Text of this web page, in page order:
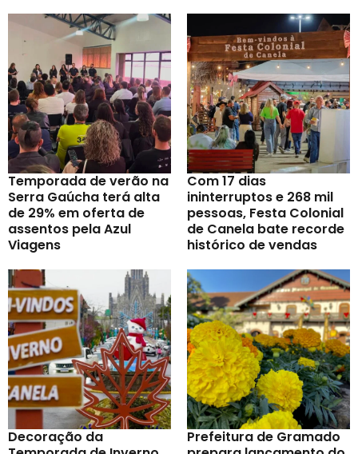
Temporada de verão na
Serra Gaúcha terá alta
de 29% em oferta de
assentos pela Azul
Viagens
Com 17 dias
ininterruptos e 268 mil
pessoas, Festa Colonial
de Canela bate recorde
histórico de vendas
Decoração da
Prefeitura de Gramado